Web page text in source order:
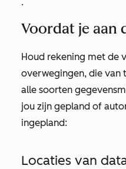
Voordat je aan
Houd rekening met de
overwegingen, die van
alle soorten
jou zijn gepland of
ingepland:
Locaties van